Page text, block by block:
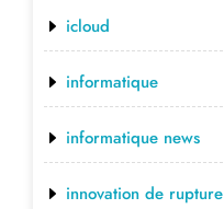
icloud
informatique
informatique news
innovation de rupture